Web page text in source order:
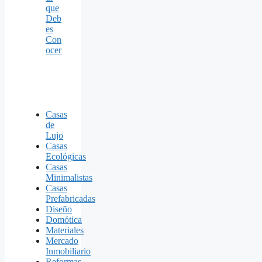
que
Deb
es
Con
ocer
Casas
de
Lujo
Casas
Ecológicas
Casas
Minimalistas
Casas
Prefabricadas
Diseño
Domótica
Materiales
Mercado
Inmobiliario